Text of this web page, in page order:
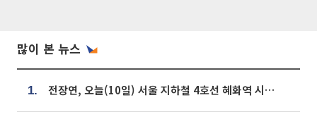
많이 본 뉴스
1. 전장연, 오늘(10일) 서울 지하철 4호선 혜화역 시위…1호선 용산역 무정차